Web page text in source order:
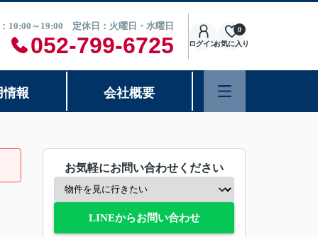
10:00～19:00 定休日：火曜日・水曜日
052-799-6725 ログインお気に入り
0
情報 会社概要
お気軽にお問い合わせください
LINEからお問い合わせ